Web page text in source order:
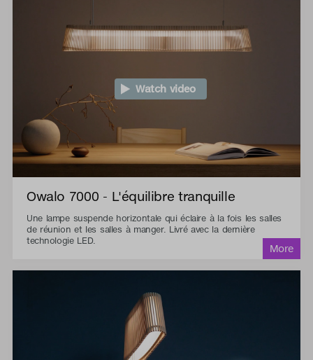
Watch video
Owalo 7000 - L'équilibre tranquille
Une lampe suspende horizontale qui éclaire à la fois les salles
de réunion et les salles à manger. Livré avec la dernière
technologie LED.